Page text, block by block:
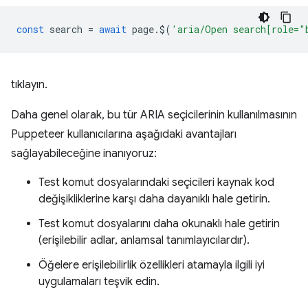
const search = await page.$( 'aria/Open
tıklayın.
Daha genel olarak, bu tür ARIA seçicilerinin kullanılmasının
Puppeteer kullanıcılarına aşağıdaki avantajları
sağlayabileceğine inanıyoruz:
Test komut dosyalarındaki seçicileri kaynak kod
değişikliklerine karşı daha dayanıklı hale getirin.
Test komut dosyalarını daha okunaklı hale getirin
(erişilebilir adlar, anlamsal tanımlayıcılardır).
Öğelere erişilebilirlik özellikleri atamayla ilgili iyi
uygulamaları teşvik edin.